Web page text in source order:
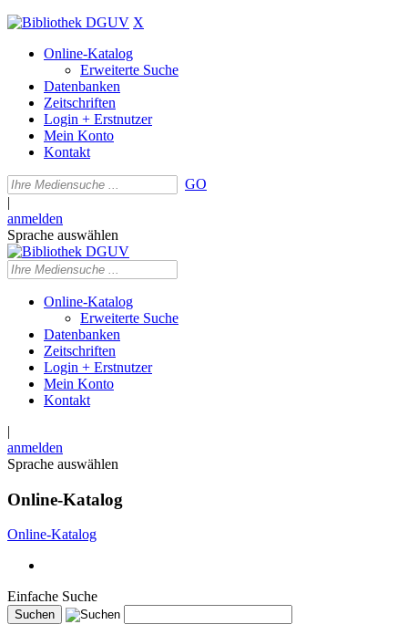
X
Online-Katalog
Erweiterte Suche
Datenbanken
Zeitschriften
Login + Erstnutzer
Mein Konto
Kontakt
GO
|
anmelden
Sprache auswählen
Online-Katalog
Erweiterte Suche
Datenbanken
Zeitschriften
Login + Erstnutzer
Mein Konto
Kontakt
|
anmelden
Sprache auswählen
Online-Katalog
Online-Katalog
Einfache Suche